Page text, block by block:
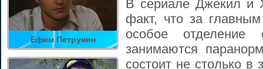
Ефим Петрунин
В сериале Джекил и
факт, что за
особое отделение
занимаются
состоит не столько